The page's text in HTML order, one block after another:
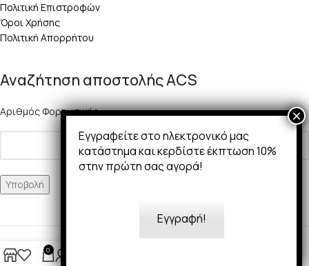
Πολιτική Επιστροφών
Όροι Χρήσης
Πολιτική Απορρήτου
Αναζήτηση αποστολής ACS
Αριθμός Φορτωτικής:
Εγγραφείτε στο ηλεκτρονικό μας
κατάστημα και κερδίστε έκπτωση 10%
στην πρώτη σας αγορά!
Εγγραφή!
0